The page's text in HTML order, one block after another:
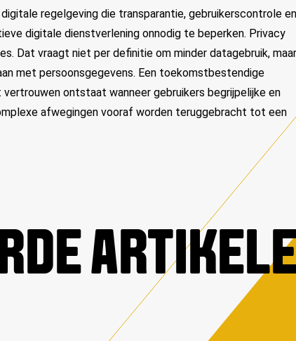
regelgeving die transparantie, gebruikerscontrole en
digitale dienstverlening onnodig te beperken. Privacy
Dat vraagt niet per definitie om minder datagebruik, maar
met persoonsgegevens. Een toekomstbestendige
ontstaat wanneer gebruikers begrijpelijke en
afwegingen vooraf worden teruggebracht tot een